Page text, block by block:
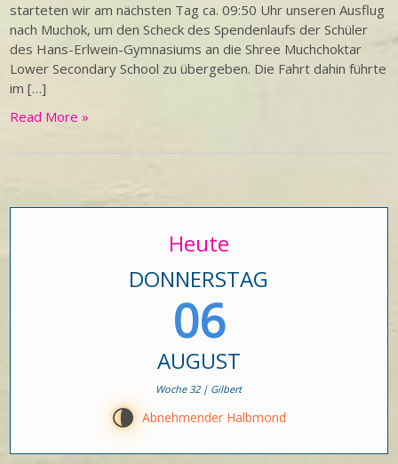
starteten wir am nächsten Tag ca. 09:50 Uhr unseren Ausflug
nach Muchok, um den Scheck des Spendenlaufs der Schüler
des Hans-Erlwein-Gymnasiums an die Shree Muchchoktar
Lower Secondary School zu übergeben. Die Fahrt dahin führte
im […]
Read More »
Heute
DONNERSTAG
06
AUGUST
Woche 32 | Gilbert
U Abnehmender Halbmond